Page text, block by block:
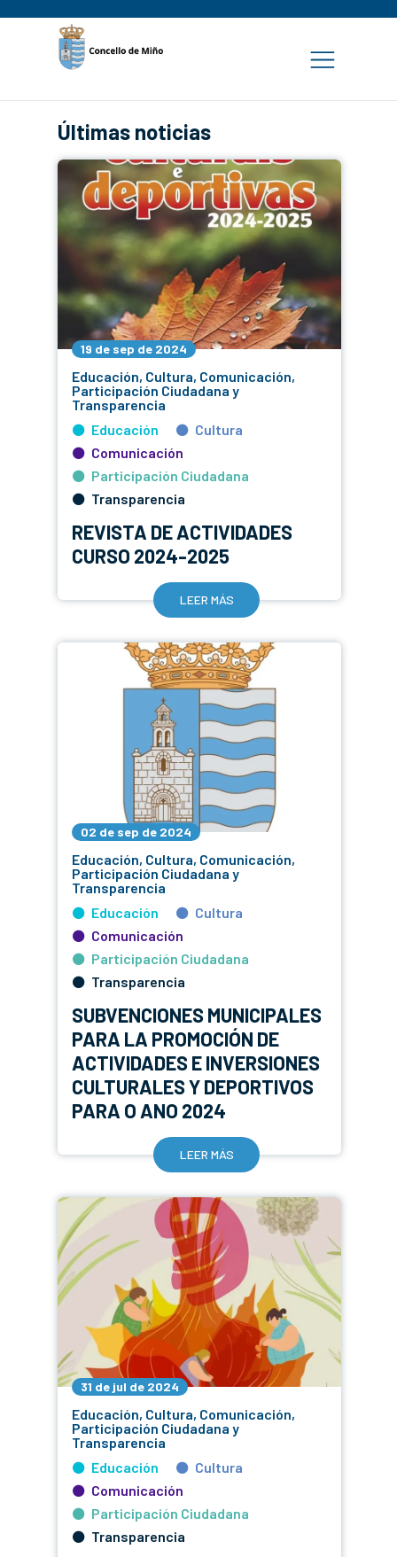
Últimas noticias
19 de sep de 2024
Educación, Cultura, Comunicación,
Participación Ciudadana y
Transparencia
Educación
Cultura
Comunicación
Participación Ciudadana
Transparencia
REVISTA DE ACTIVIDADES
CURSO 2024-2025
LEER MÁS
02 de sep de 2024
Educación, Cultura, Comunicación,
Participación Ciudadana y
Transparencia
Educación
Cultura
Comunicación
Participación Ciudadana
Transparencia
SUBVENCIONES MUNICIPALES
PARA LA PROMOCIÓN DE
ACTIVIDADES E INVERSIONES
CULTURALES Y DEPORTIVOS
PARA O ANO 2024
LEER MÁS
31 de jul de 2024
Educación, Cultura, Comunicación,
Participación Ciudadana y
Transparencia
Educación
Cultura
Comunicación
Participación Ciudadana
Transparencia